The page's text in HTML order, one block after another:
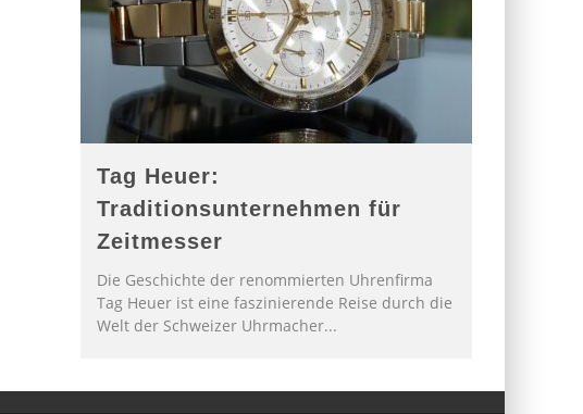
Tag Heuer:
Traditionsunternehmen für
Zeitmesser
Die Geschichte der renommierten Uhrenfirma
Tag Heuer ist eine faszinierende Reise durch die
Welt der Schweizer Uhrmacher...